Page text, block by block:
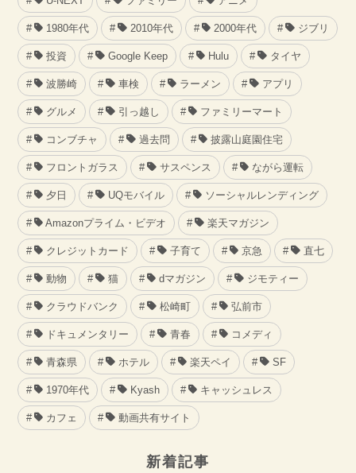
1980年代 2010年代 2000年代 ジブリ
投資 Google Keep Hulu タイヤ
波勝崎 車検 ラーメン アプリ
グルメ 引っ越し ファミリーマート
コンブチャ 過去問 披露山庭園住宅
フロントガラス サスペンス ながら運転
夕日 UQモバイル ソーシャルレンディング
Amazonプライム・ビデオ 楽天マガジン
クレジットカード 子育て 京急 直七
動物 猫 dマガジン ジモティー
クラウドバンク 松崎町 弘前市
ドキュメンタリー 青春 コメディ
青森県 ホテル 楽天ペイ SF
1970年代 Kyash キャッシュレス
カフェ 動画共有サイト
新着記事